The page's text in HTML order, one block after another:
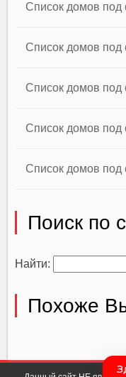
Список домов
Список домов
Список домов
Список домов
Список домов
Поиск по
Найти:
Похоже